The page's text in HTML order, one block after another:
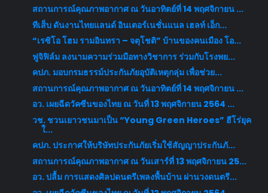
สถานการณ์คุณภาพอากาศ ณ วันอาทิตย์ที่ 14 พฤศจิกายน ...
ทีเส็บ ดันงานไทยแลนด์ อินเตอร์เนชั่นแนล เฮลท์ เอ็ก...
“เรซิโอ โฮม รามอินทรา – จตุโชติ” บ้านของคนเมือง โอ...
ฟูจิฟิล์ม ลงนามความร่วมมือทางวิชาการ ร่วมกับโรงพย...
คปภ. มอบกรมธรรม์ประกันภัยอุบัติเหตุกลุ่ม เพื่อช่วย...
สถานการณ์คุณภาพอากาศ ณ วันอาทิตย์ที่ 14 พฤศจิกายน ...
อว. เผยฉีดวัคซีนของไทย ณ วันที่ 13 พฤศจิกายน 2564 ...
วช. ชวนเยาวชนมาเป็น “Young Green Heroes” ฮีโร่ยุค
ใ...
คปภ. ประกาศให้บริษัทประกันภัยเริ่มใช้สัญญาประกันภั...
สถานการณ์คุณภาพอากาศ ณ วันเสาร์ที่ 13 พฤศจิกายน 25...
อว. ปลื้ม การแสดงศิลปดนตรีเพลงพื้นบ้าน ผ่านวงดนตรี...